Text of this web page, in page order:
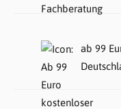
ab 99